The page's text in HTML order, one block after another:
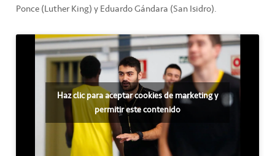
Ponce (Luther King) y Eduardo Gándara (San Isidro).
Haz clic para aceptar cookies de marketing y
permitir este contenido